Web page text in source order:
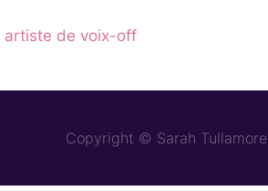
artiste de voix-off
Copyright © Sarah Tullamore